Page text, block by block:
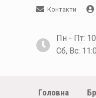
Контакти
Пн - Пт:
Сб, Вс:
Головна